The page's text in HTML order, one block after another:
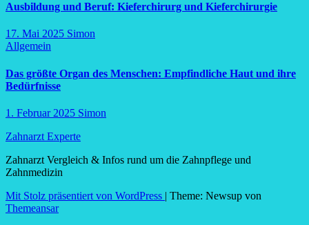
Ausbildung und Beruf: Kieferchirurg und Kieferchirurgie
17. Mai 2025 Simon
Allgemein
Das größte Organ des Menschen: Empfindliche Haut und ihre
Bedürfnisse
1. Februar 2025 Simon
Zahnarzt Experte
Zahnarzt Vergleich & Infos rund um die Zahnpflege und
Zahnmedizin
Mit Stolz präsentiert von WordPress | Theme: Newsup von
Themeansar